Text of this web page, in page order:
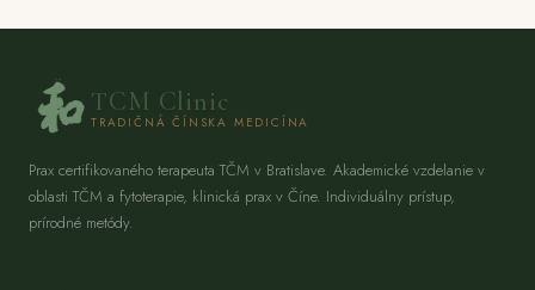
TCM Clinic
TRADIČNÁ ČÍNSKA MEDICÍNA
Prax certifikovaného terapeuta TČM v Bratislave. Akademické vzdelanie v
oblasti TČM a fytoterapie, klinická prax v Číne. Individuálny prístup,
prírodné metódy.